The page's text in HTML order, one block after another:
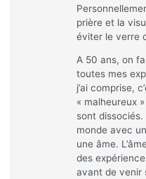
prière et la
éviter le verre
A 50 ans, on
toutes mes
j’ai comprise,
« malheureux
sont
monde avec
une âme.
des
avant de venir